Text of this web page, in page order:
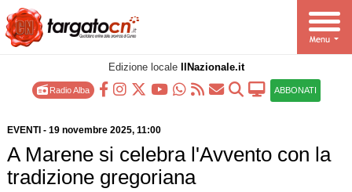
Edizione locale IlNazionale.it
Radio Alba ABBONATI
EVENTI - 19 novembre 2025, 11:00
A Marene si celebra l'Avvento con la
tradizione gregoriana